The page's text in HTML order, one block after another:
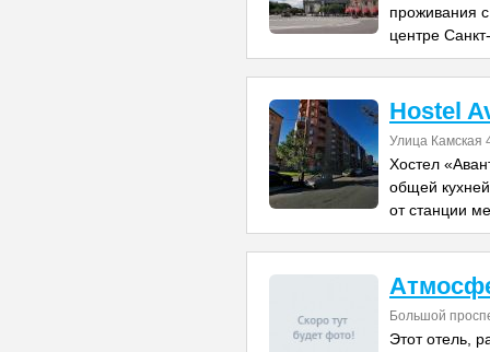
проживания
центре
Hostel
Улица Камская
Хостел
общей
от станции
Большой
Этот отель,